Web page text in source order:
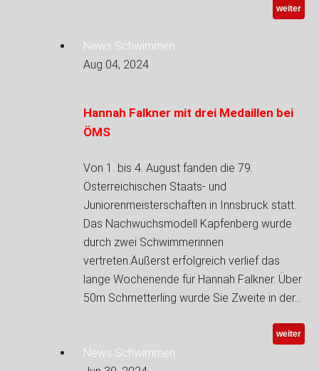
weiter
News Schwimmen
Aug 04, 2024
Hannah Falkner mit drei Medaillen bei
ÖMS
Von 1. bis 4. August fanden die 79.
Österreichischen Staats- und
Juniorenmeisterschaften in Innsbruck statt.
Das Nachwuchsmodell Kapfenberg wurde
durch zwei Schwimmerinnen
vertreten.Äußerst erfolgreich verlief das
lange Wochenende für Hannah Falkner. Über
50m Schmetterling wurde Sie Zweite in der…
weiter
News Schwimmen